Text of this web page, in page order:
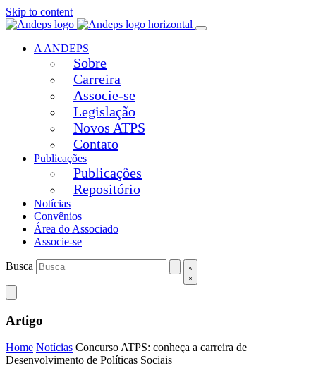
Skip to content
A ANDEPS
Sobre
Carreira
Associe-se
Legislação
Novos ATPS
Contato
Publicações
Publicações
Repositório
Notícias
Convênios
Área do Associado
Associe-se
Busca
Artigo
Home Notícias Concurso ATPS: conheça a carreira de
Desenvolvimento de Políticas Sociais